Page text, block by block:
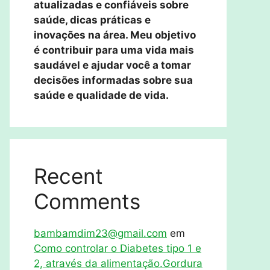
atualizadas e confiáveis sobre
saúde, dicas práticas e
inovações na área. Meu objetivo
é contribuir para uma vida mais
saudável e ajudar você a tomar
decisões informadas sobre sua
saúde e qualidade de vida.
Recent
Comments
bambamdim23@gmail.com em
Como controlar o Diabetes tipo 1 e
2, através da alimentação.Gordura